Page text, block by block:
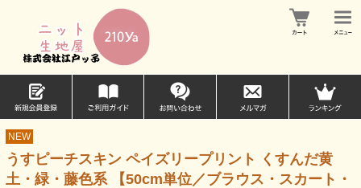
NEW
うすピーチスキン ペイズリープリント くすんだ黄
土・緑・藤色系 【50cm単位／ブラウス・スカート・